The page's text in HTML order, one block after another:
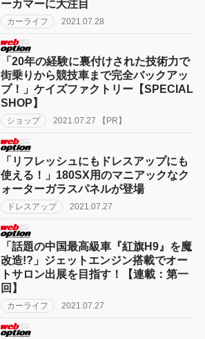
ーカマーに大注目
カーライフ 2021.07.28
「20年の経験に裏付けされた技術力で
街乗りから競技車まで完全バックアッ
プ！」ケイズファクトリー【SPECIAL
SHOP】
ショップ 2021.07.27 【PR】
「リフレッシュにもドレスアップにも
使える！」180SX用のマニアックなク
ォーターガラスパネルが登場
ドレスアップ 2021.07.27
「話題の中国最高級車『紅旗H9』を魔
改造!?」ジェットエンジン搭載でオー
トサロン出展を目指す！【連載：第一
回】
カーライフ 2021.07.27